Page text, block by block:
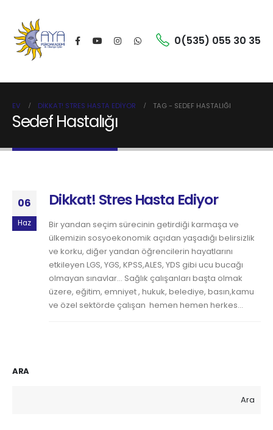
0(535) 055 30 35
EV DIKKAT! STRES HASTA EDIYOR TAG - SEDEF HASTALIĞI
Sedef Hastalığı
06
Haz
Dikkat! Stres Hasta Ediyor
Bir yandan seçim sürecinin getirdiği karmaşa ve
ülkemizin sosyoekonomik açıdan yaşadığı belirsizlik
ve korku, diğer yandan öğrencilerin hayatlarını
etkileyen LGS, YGS, KPSS,ALES, YDS gibi ucu bucağı
olmayan sınavlar… Sağlık çalışanları başta olmak
üzere, eğitim, emniyet , hukuk, belediye, basın,kamu
ve özel sektörde çalışan hemen hemen herkes...
ARA
Ara